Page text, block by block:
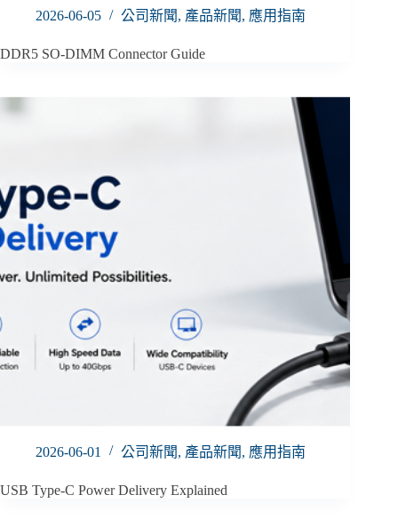
2026-06-05 公司新聞, 產品新聞, 應用指南
DDR5 SO-DIMM Connector Guide
2026-06-01 公司新聞, 產品新聞, 應用指南
USB Type-C Power Delivery Explained